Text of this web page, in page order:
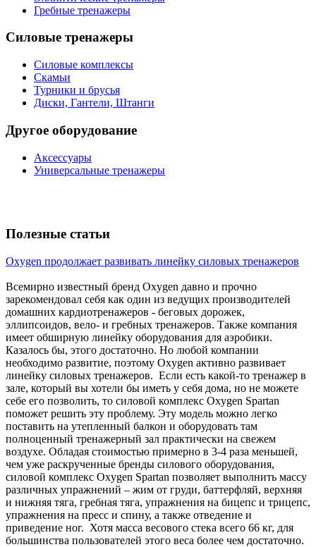
Гребные тренажеры
Силовые тренажеры
Силовые комплексы
Скамьи
Турники и брусья
Диски, Гантели, Штанги
Другое оборудование
Аксессуары
Универсальные тренажеры
Полезные статьи
Oxygen продолжает развивать линейку силовых тренажеров
Всемирно известный бренд Oxygen давно и прочно
зарекомендовал себя как один из ведущих производителей
домашних кардиотренажеров - беговых дорожек,
эллипсоидов, вело- и гребных тренажеров. Также компания
имеет обширную линейку оборудования для аэробики.
Казалось бы, этого достаточно. Но любой компании
необходимо развитие, поэтому Oxygen активно развивает
линейку силовых тренажеров. Если есть какой-то тренажер в
зале, который вы хотели бы иметь у себя дома, но не можете
себе его позволить, то силовой комплекс Oxygen Spartan
поможет решить эту проблему. Эту модель можно легко
поставить на утепленный балкон и оборудовать там
полноценный тренажерный зал практически на свежем
воздухе. Обладая стоимостью примерно в 3-4 раза меньшей,
чем уже раскрученные бренды силового оборудования,
силовой комплекс Oxygen Spartan позволяет выполнить массу
различных упражнений – жим от груди, баттерфляй, верхняя
и нижняя тяга, гребная тяга, упражнения на бицепс и трицепс,
упражнения на пресс и спину, а также отведение и
приведение ног. Хотя масса весового стека всего 66 кг, для
большинства пользователей этого веса более чем достаточно.